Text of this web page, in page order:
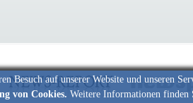
Besuch auf unserer Website und unseren
von Cookies. Weitere Informationen finden